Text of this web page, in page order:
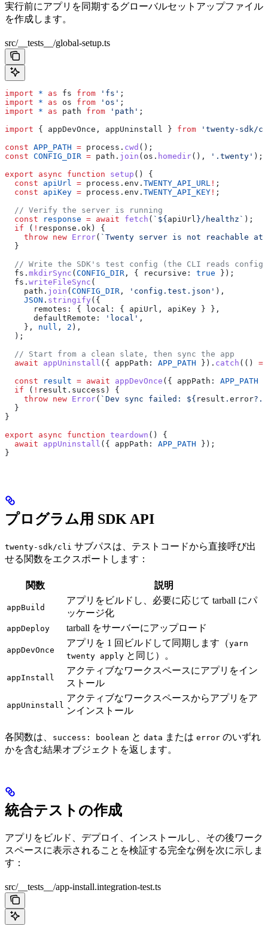
実行前にアプリを同期するグローバルセットアップファイル
を作成します。
src/__tests__/global-setup.ts
import * as fs from 'fs' ;
import * as os from 'os' ;
import * as path from 'path' ;
import { appDevOnce , appUninstall } from 'twenty-sdk/
const APP_PATH = process . cwd ();
const CONFIG_DIR = path . join ( os . homedir(), '.twenty' );
export async function setup () {
  const
apiUrl = process . env . TWENTY_API_URL ! ;
  const
apiKey = process . env . TWENTY_API_KEY ! ;
  // Verify the server is running
  const
response = await fetch ( ` ${ apiUrl }/healthz` );
  if
( ! response . ok ) {
    throw
new Error( `Twenty server is not reachable at
  }
// Write the SDK's test config (the CLI reads
  fs
. mkdirSync ( CONFIG_DIR , { recursive: true });
  fs
. writeFileSync (
    path
. join ( CONFIG_DIR , 'config.test.json' ),
    JSON
. stringify ({
      remotes:
{ local: { apiUrl , apiKey } },
      defaultRemote:
'local' ,
    },
null , 2 ),
  );
  // Start from a clean slate, then sync the app
  await
appUninstall ({ appPath: APP_PATH }). catch (() =>
  const
result = await appDevOnce ({ appPath: APP_PATH
  if
( ! result . success ) {
    throw
new Error( `Dev sync failed: ${ result . error?.
  }
}
export async function teardown () {
  await
appUninstall ({ appPath: APP_PATH });
}
プログラム用 SDK API
twenty-sdk/cli サブパスは、テストコードから直接呼び出
せる関数をエクスポートします：
関数 説明
appBuild
アプリをビルドし、必要に応じて tarball にパ
ッケージ化
appDeploy tarball をサーバーにアップロード
appDevOnce
アプリを 1 回ビルドして同期します（yarn
twenty apply と同じ）。
appInstall
アクティブなワークスペースにアプリをイン
ストール
appUninstall
アクティブなワークスペースからアプリをア
ンインストール
各関数は、 success: boolean と data または error のいずれ
かを含む結果オブジェクトを返します。
統合テストの作成
アプリをビルド、デプロイ、インストールし、その後ワーク
スペースに表示されることを検証する完全な例を次に示しま
す：
src/__tests__/app-install.integration-test.ts